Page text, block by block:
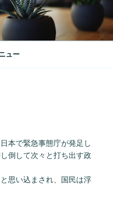
ュー
本で緊急事態庁が発足し
倒して次々と打ち出す政
思い込まされ、国民は浮